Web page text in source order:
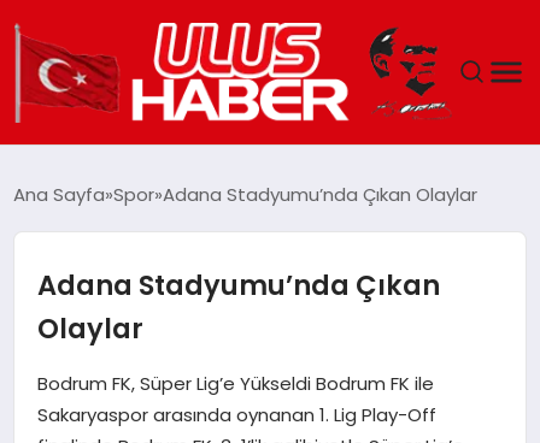
DÜNYA
EKONOMI
TEKNOLOJI
Ana Sayfa Spor Adana Stadyumu’nda Çıkan Olaylar
Adana Stadyumu’nda Çıkan
Olaylar
Bodrum FK, Süper Lig’e Yükseldi Bodrum FK ile
Sakaryaspor arasında oynanan 1. Lig Play-Off